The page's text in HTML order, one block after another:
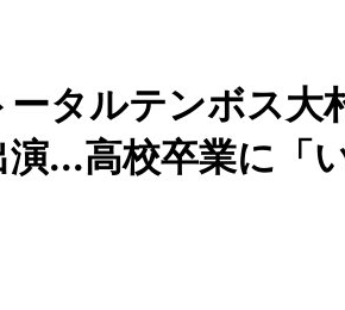
ータルテンボス大
...高校卒業に「